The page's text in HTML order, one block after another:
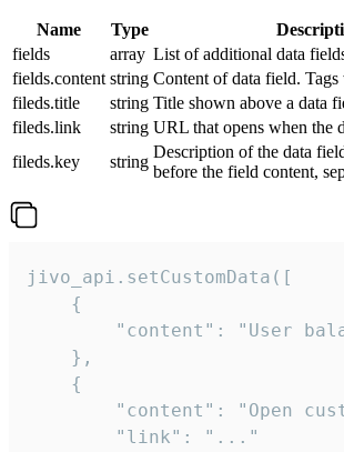
Name Type
fields
array List of additional data
fields.content string Content of data field.
fileds.title
string Title shown above a data
fileds.link
string URL that opens when the
fileds.key
string
Description of the data
before the field content,
jivo_api.setCustomData([
    {
"content": "User
    },
    {
"content": "Open
        "link": "..."